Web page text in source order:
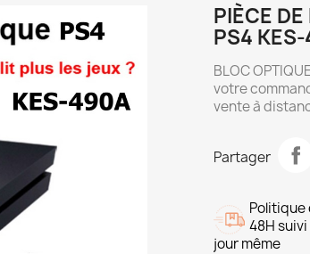
PIÈCE
PS4
BLOC
votre
vente à
Partager
Politique
48H
jour même